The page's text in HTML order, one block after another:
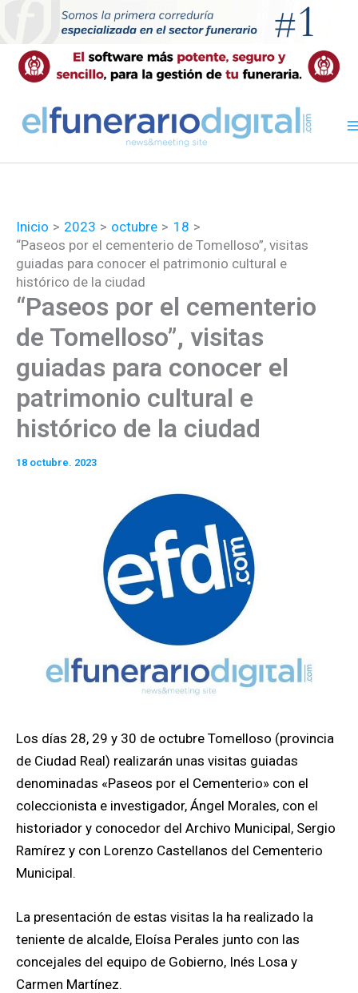
contenido
Inicio 2023 octubre
18
“Paseos por el cementerio de Tomelloso”, visitas
guiadas para conocer el patrimonio cultural e
histórico de la ciudad
“Paseos por el cementerio
de Tomelloso”, visitas
guiadas para conocer el
patrimonio cultural e
histórico de la ciudad
18 octubre. 2023
Los días 28, 29 y 30 de octubre Tomelloso (provincia
de Ciudad Real) realizarán unas visitas guiadas
denominadas «Paseos por el Cementerio» con el
coleccionista e investigador, Ángel Morales, con el
historiador y conocedor del Archivo Municipal, Sergio
Ramírez y con Lorenzo Castellanos del Cementerio
Municipal.
La presentación de estas visitas la ha realizado la
teniente de alcalde, Eloísa Perales junto con las
concejales del equipo de Gobierno, Inés Losa y
Carmen Martínez.